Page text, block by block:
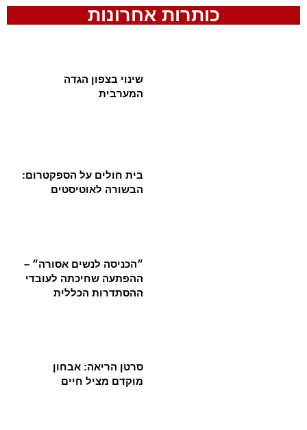
כותרות אחרונות
שינוי בצפון הגדה
המערבית
בית חולים על הספקטרום:
הבשורה לאוטיסטים
״הכניסה לנשים אסורה״ –
ההפתעה שחיכתה לעובדי
ההסתדרות הכללית
סרטן הריאה: אבחון
מוקדם מציל חיים